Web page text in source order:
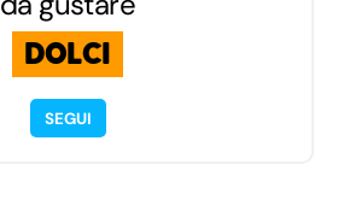
DOLCI
SEGUI